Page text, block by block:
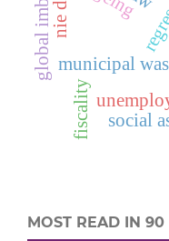
municipal
social
fiscality
MOST READ IN 90